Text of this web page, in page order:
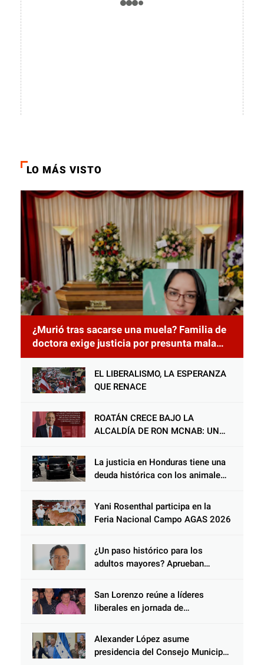
LO MÁS VISTO
¿Murió tras sacarse una muela? Familia de
doctora exige justicia por presunta mala
práctica odontológica
EL LIBERALISMO, LA ESPERANZA
QUE RENACE
ROATÁN CRECE BAJO LA
ALCALDÍA DE RON MCNAB: UN
COMUNIDAD Y DEL PARTIDO
LIBERAL
La justicia en Honduras tiene una
deuda histórica con los animales,
peso de la ley al responsable de
Choloma es consolidar un Estado
que protege al verdugo y
Yani Rosenthal participa en la
Feria Nacional Campo AGAS 2026
¿Un paso histórico para los
adultos mayores? Aprueban
Salomón Nazar para fortalecer su
protección en Honduras
San Lorenzo reúne a líderes
liberales en jornada de
Alexander López asume
presidencia del Consejo Municipal